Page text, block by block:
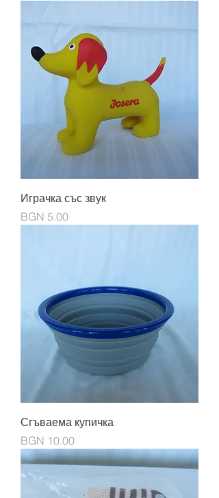
Играчка със звук
Price
BGN 5.00
Сгъваема купичка
Price
BGN 10.00